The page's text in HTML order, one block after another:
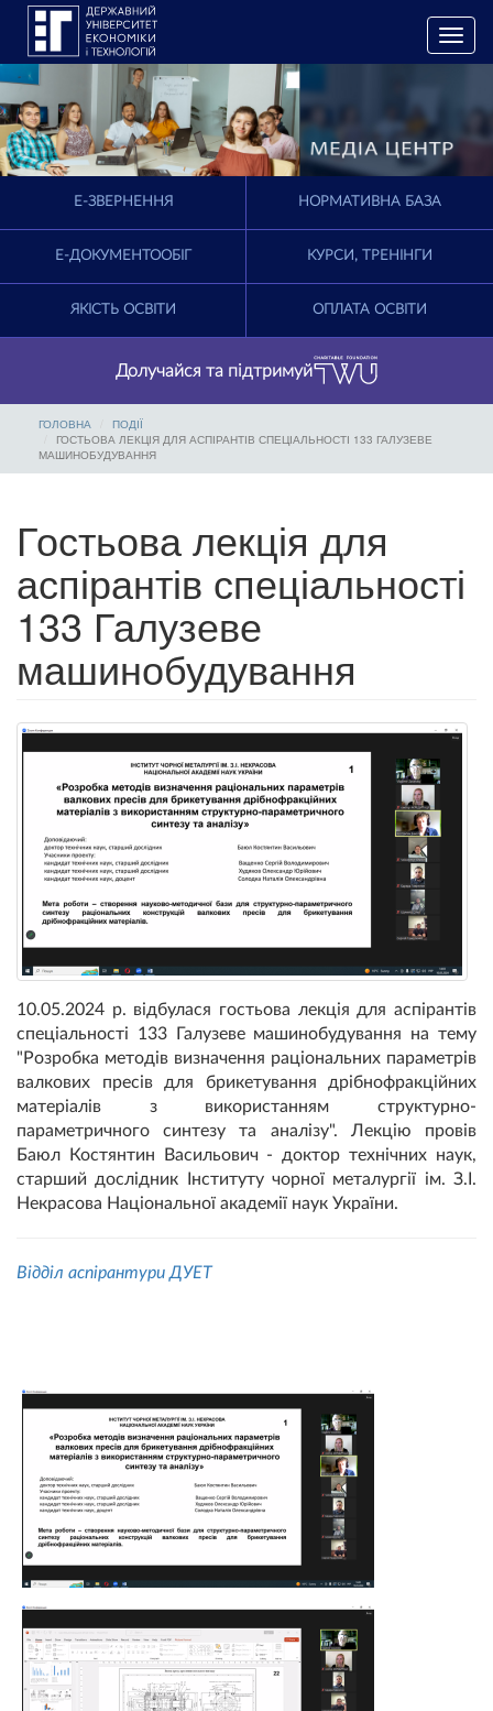
T
o
e
i
a
E-ЗВЕРНЕННЯ НОРМАТИВНА БАЗА
Е-ДОКУМЕНТООБІГ КУРСИ, ТРЕНІНГИ
ЯКІСТЬ ОСВІТИ ОПЛАТА ОСВІТИ
Долучайся та підтримуй
ГОЛОВНА
ПОДІЇ
ГОСТЬОВА ЛЕКЦІЯ ДЛЯ АСПІРАНТІВ СПЕЦІАЛЬНОСТІ 133 ГАЛУЗЕВЕ
МАШИНОБУДУВАННЯ
Гостьова лекція для
аспірантів спеціальності
133 Галузеве
машинобудування
10.05.2024 р. відбулася гостьова лекція для аспірантів
спеціальності 133 Галузеве машинобудування на тему
"Розробка методів визначення раціональних параметрів
валкових пресів для брикетування дрібнофракційних
матеріалів з використанням структурно-
параметричного синтезу та аналізу". Лекцію провів
Баюл Костянтин Васильович - доктор технічних наук,
старший дослідник Інституту чорної металургії ім. З.І.
Некрасова Національної академії наук України.
Відділ аспірантури ДУЕТ